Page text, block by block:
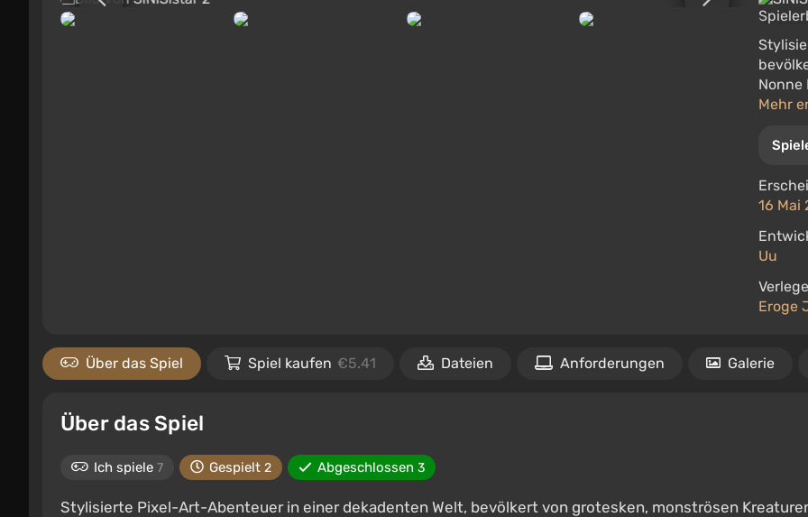
Nonne
Mehr
16 Mai
Uu
Eroge
Über das Spiel Spiel kaufen €5.41 Dateien Anforderungen Galerie
Über das Spiel
Ich spiele 7 Gespielt 2 Abgeschlossen 3
Stylisierte Pixel-Art-Abenteuer in einer dekadenten Welt, bevölkert von grotesken, monströsen